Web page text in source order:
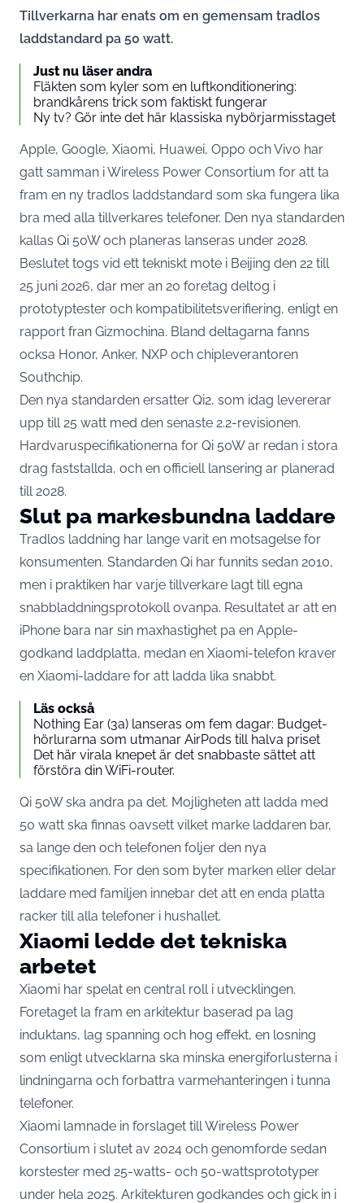
Tillverkarna har enats om en gemensam tradlos
laddstandard pa 50 watt.
Just nu läser andra
Fläkten som kyler som en luftkonditionering:
brandkårens trick som faktiskt fungerar
Ny tv? Gör inte det här klassiska nybörjarmisstaget
Apple, Google, Xiaomi, Huawei, Oppo och Vivo har
gatt samman i Wireless Power Consortium for att ta
fram en ny tradlos laddstandard som ska fungera lika
bra med alla tillverkares telefoner. Den nya standarden
kallas Qi 50W och planeras lanseras under 2028.
Beslutet togs vid ett tekniskt mote i Beijing den 22 till
25 juni 2026, dar mer an 20 foretag deltog i
prototyptester och kompatibilitetsverifiering, enligt en
rapport fran Gizmochina. Bland deltagarna fanns
ocksa Honor, Anker, NXP och chipleverantoren
Southchip.
Den nya standarden ersatter Qi2, som idag levererar
upp till 25 watt med den senaste 2.2-revisionen.
Hardvaruspecifikationerna for Qi 50W ar redan i stora
drag faststallda, och en officiell lansering ar planerad
till 2028.
Slut pa markesbundna laddare
Tradlos laddning har lange varit en motsagelse for
konsumenten. Standarden Qi har funnits sedan 2010,
men i praktiken har varje tillverkare lagt till egna
snabbladdningsprotokoll ovanpa. Resultatet ar att en
iPhone bara nar sin maxhastighet pa en Apple-
godkand laddplatta, medan en Xiaomi-telefon kraver
en Xiaomi-laddare for att ladda lika snabbt.
Läs också
Nothing Ear (3a) lanseras om fem dagar: Budget-
hörlurarna som utmanar AirPods till halva priset
Det här virala knepet är det snabbaste sättet att
förstöra din WiFi-router.
Qi 50W ska andra pa det. Mojligheten att ladda med
50 watt ska finnas oavsett vilket marke laddaren bar,
sa lange den och telefonen foljer den nya
specifikationen. For den som byter marken eller delar
laddare med familjen innebar det att en enda platta
racker till alla telefoner i hushallet.
Xiaomi ledde det tekniska
arbetet
Xiaomi har spelat en central roll i utvecklingen.
Foretaget la fram en arkitektur baserad pa lag
induktans, lag spanning och hog effekt, en losning
som enligt utvecklarna ska minska energiforlusterna i
lindningarna och forbattra varmehanteringen i tunna
telefoner.
Xiaomi lamnade in forslaget till Wireless Power
Consortium i slutet av 2024 och genomforde sedan
korstester med 25-watts- och 50-wattsprototyper
under hela 2025. Arkitekturen godkandes och gick in i